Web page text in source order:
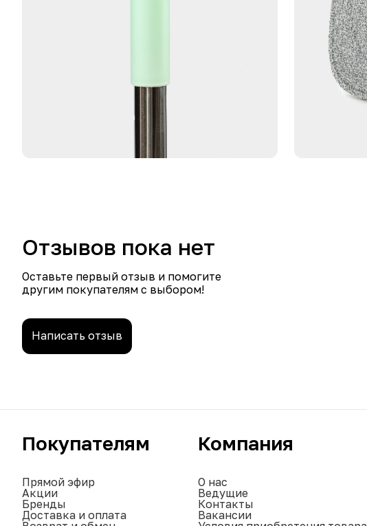
Отзывов пока нет
Оставьте первый отзыв и помогите
другим покупателям с выбором!
Написать отзыв
Покупателям
Прямой эфир
Акции
Бренды
Доставка и оплата
Компания
О нас
Ведущие
Контакты
Вакансии